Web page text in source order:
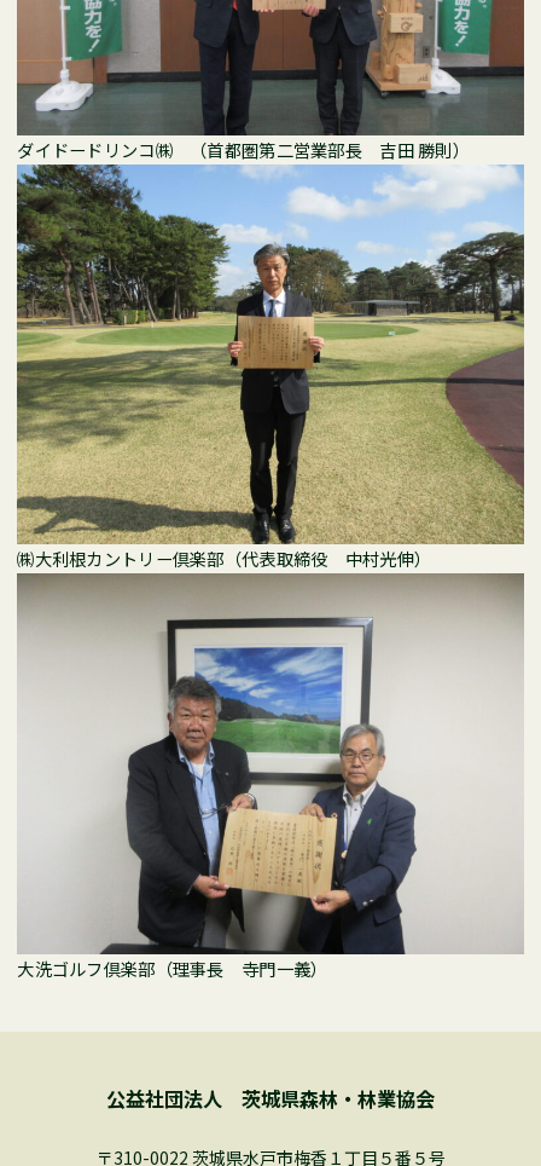
ダイドードリンコ㈱ （首都圏第二営業部長 吉田 勝則）
㈱大利根カントリー倶楽部（代表取締役 中村光伸）
大洗ゴルフ倶楽部（理事長 寺門一義）
公益社団法人 茨城県森林・林業協会
〒310-0022 茨城県水戸市梅香１丁目５番５号